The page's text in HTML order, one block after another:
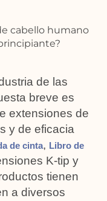
de las
breve es
extensiones de
y de eficacia
de cinta, Libro de
K-tip y
tienen
a diversos